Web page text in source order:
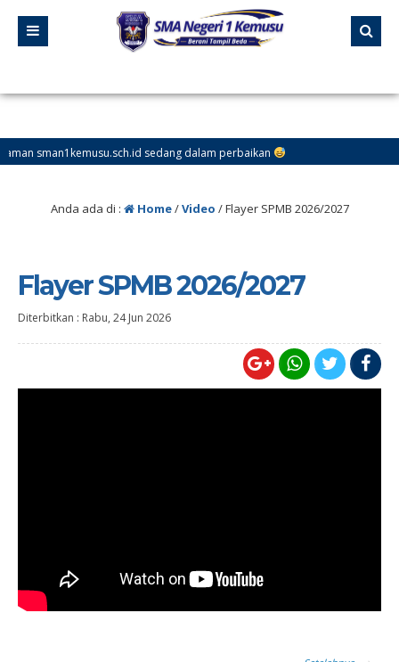
sedang dalam perbaikan
Anda ada di : Home/Video /Flayer SPMB 2026/2027
Flayer SPMB 2026/2027
Diterbitkan : Rabu, 24 Jun 2026